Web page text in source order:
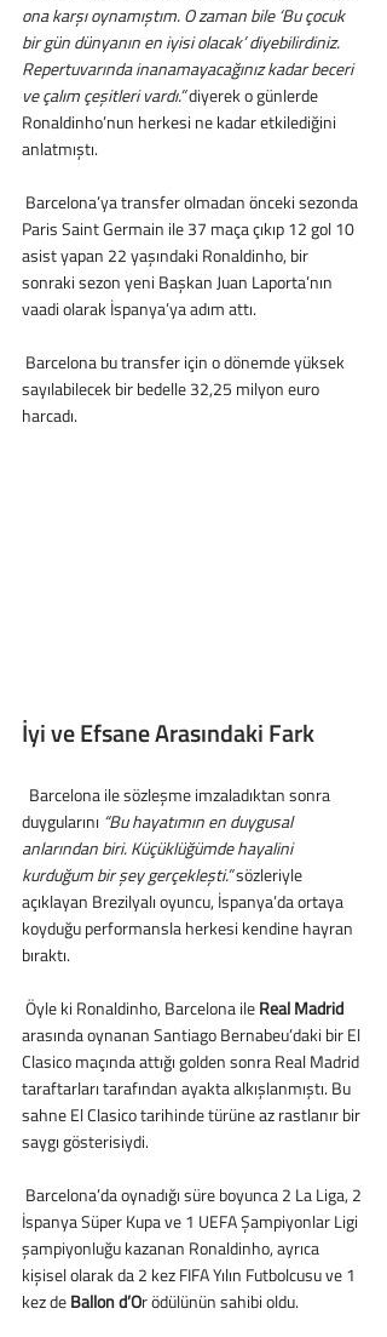
ona karşı oynamıştım. O zaman bile ‘Bu çocuk
bir gün dünyanın en iyisi olacak’ diyebilirdiniz.
Repertuvarında inanamayacağınız kadar beceri
ve çalım çeşitleri vardı.” diyerek o günlerde
Ronaldinho’nun herkesi ne kadar etkilediğini
anlatmıştı.
Paris Saint Germain ile 37 maça çıkıp 12 gol 10
asist yapan 22 yaşındaki Ronaldinho, bir
sonraki sezon yeni Başkan Juan Laporta’nın
vaadi olarak İspanya’ya adım attı.
sayılabilecek bir bedelle 32,25 milyon euro
harcadı.
İyi ve Efsane Arasındaki Fark
duygularını “Bu hayatımın en duygusal
anlarından biri. Küçüklüğümde hayalini
kurduğum bir şey gerçekleşti.” sözleriyle
açıklayan Brezilyalı oyuncu, İspanya’da ortaya
koyduğu performansla herkesi kendine hayran
bıraktı.
Öyle ki Ronaldinho, Barcelona ile Real Madrid
arasında oynanan Santiago Bernabeu’daki bir El
Clasico maçında attığı golden sonra Real Madrid
taraftarları tarafından ayakta alkışlanmıştı. Bu
sahne El Clasico tarihinde türüne az rastlanır bir
saygı gösterisiydi.
İspanya Süper Kupa ve 1 UEFA Şampiyonlar Ligi
şampiyonluğu kazanan Ronaldinho, ayrıca
kişisel olarak da 2 kez FIFA Yılın Futbolcusu ve 1
kez de Ballon d’Or ödülünün sahibi oldu.